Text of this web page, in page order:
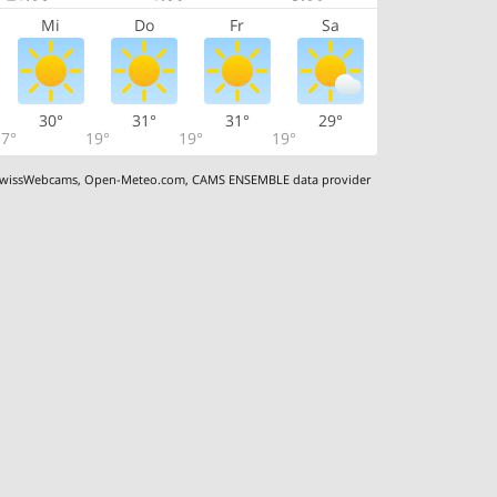
Mi Do Fr Sa
30°
19°
31°
19°
31°
19°
29°
,Open-Meteo.com,CAMS ENSEMBLE data provider